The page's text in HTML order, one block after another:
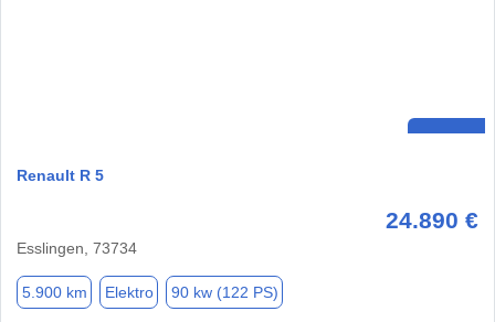
Renault R 5
24.890 €
Esslingen, 73734
5.900 km Elektro 90 kw (122 PS)